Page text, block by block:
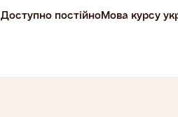
Доступно постійноМова курсу